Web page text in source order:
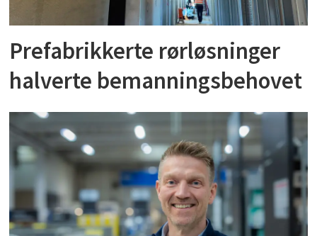
Prefabrikkerte rørløsninger
halverte bemanningsbehovet